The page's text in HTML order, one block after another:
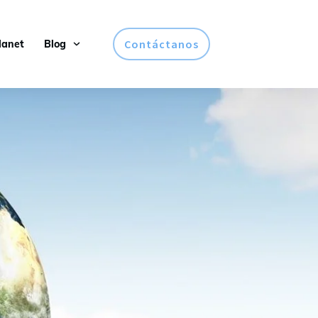
Blog Contáctanos